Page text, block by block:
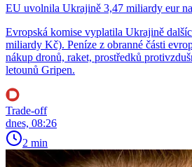
EU uvolnila Ukrajině 3,47 miliardy eur
Evropská komise vyplatila Ukrajině
miliardy Kč). Peníze z obranné části
nákup dronů, raket, prostředků
letounů Gripen.
Trade-off
dnes, 08:26
2 min